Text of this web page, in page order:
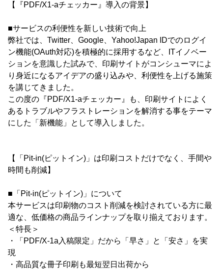
【『PDF/X1-aチェッカー』導入の背景】
■サービスの利便性を新しい技術で向上
弊社では、Twitter、Google、Yahoo!Japan IDでのログイ
ン機能(OAuth対応)を積極的に採用するなど、ITイノベー
ションを意識した試みで、印刷サイトがコンシューマによ
り身近になるアイデアの盛り込みや、利便性を上げる施策
を講じてきました。
この度の『PDF/X1-aチェッカー』も、印刷サイトによく
あるトラブルやフラストレーションを解消する事をテーマ
にした「新機能」として導入しました。
【「Pit-in(ピットイン)」は印刷コストだけでなく、手間や
時間も削減】
■「Pit-in(ピットイン)」について
本サービスは印刷物のコスト削減を検討されている方に最
適な、低価格の商品ラインナップを取り揃えております。
＜特長＞
・「PDF/X-1a入稿限定」だから「早さ」と「安さ」を実
現
・高品質な冊子印刷も最短翌日出荷から